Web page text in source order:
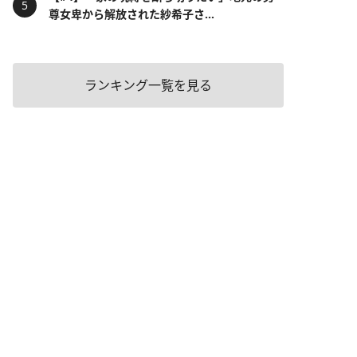
尊女卑から解放された紗希子さ...
ランキング一覧を見る